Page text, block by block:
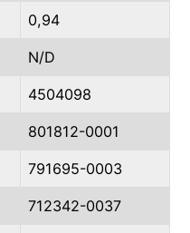
0,94
N/D
4504098
801812-0001
791695-0003
712342-0037